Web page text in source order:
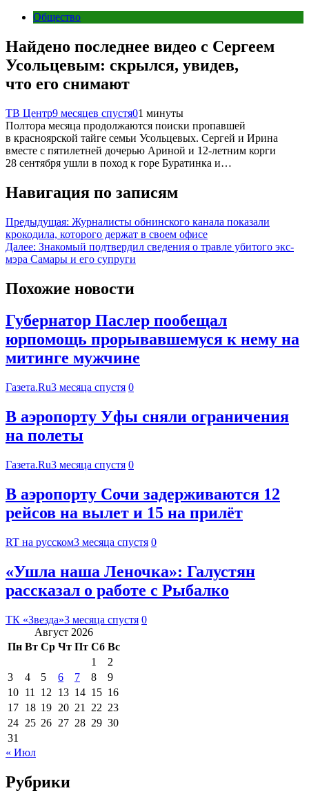
Общество
Найдено последнее видео с Сергеем
Усольцевым: скрылся, увидев,
что его снимают
ТВ Центр9 месяцев спустя01 минуты
Полтора месяца продолжаются поиски пропавшей
в красноярской тайге семьи Усольцевых. Сергей и Ирина
вместе с пятилетней дочерью Ариной и 12-летним корги
28 сентября ушли в поход к горе Буратинка и…
Навигация по записям
Предыдущая: Журналисты обнинского канала показали
крокодила, которого держат в своем офисе
Далее: Знакомый подтвердил сведения о травле убитого экс-
мэра Самары и его супруги
Похожие новости
Губернатор Паслер пообещал
юрпомощь прорывавшемуся к нему на
митинге мужчине
Газета.Ru3 месяца спустя 0
В аэропорту Уфы сняли ограничения
на полеты
Газета.Ru3 месяца спустя 0
В аэропорту Сочи задерживаются 12
рейсов на вылет и 15 на прилёт
RT на русском3 месяца спустя 0
«Ушла наша Леночка»: Галустян
рассказал о работе с Рыбалко
ТК «Звезда»3 месяца спустя 0
Август 2026
Пн Вт Ср Чт Пт Сб Вс
1
2
3
4 5 6 7 8
9
10 11 12 13 14 15 16
17 18 19 20 21 22 23
24 25 26 27 28 29 30
31
« Июл
Рубрики